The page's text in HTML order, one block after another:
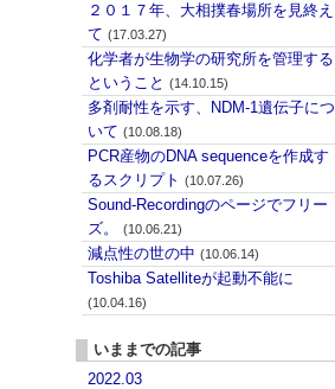
２０１７年、大相撲春場所を見終え
て (17.03.27)
化学者が生物学の研究所を管理する
ということ (14.10.15)
多剤耐性を示す、NDM-1遺伝子につ
いて (10.08.18)
PCR産物のDNA sequenceを作成す
るスクリプト (10.07.26)
Sound-Recordingのページでフリー
ズ。
(10.06.21)
減点性の世の中 (10.06.14)
Toshiba Satelliteが起動不能に
(10.04.16)
いままでの記事
2022.03